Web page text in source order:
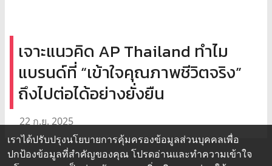
เจาะแนวคิด AP Thailand ทำไม
แบรนด์ที่ “เข้าใจคุณภาพชีวิตจริง”
ถึงไปต่อได้อย่างยั่งยืน
22 ก.ย. 2025
เราได้ปรับปรุงนโยบายการคุ้มครองข้อมูลส่วนบุคคลเพื่อ
ปกป้องข้อมูลที่สำคัญของคุณ โปรดอ่านและทำความเข้าใจ